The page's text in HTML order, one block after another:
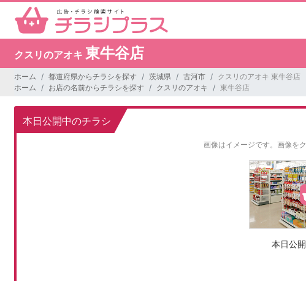
クスリのアオキ 東牛谷店
ホーム 都道府県からチラシを探す 茨城県 古河市
クスリのアオキ 東牛谷店
ホーム
お店の名前からチラシを探す クスリのアオキ 東牛谷店
本日公開中のチラシ
画像はイメージです。 画像を
本日公